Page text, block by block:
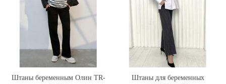
Штаны беременным Олин TR-
Штаны для беременных